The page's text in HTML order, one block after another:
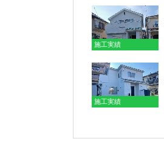
施工実績
施工実績